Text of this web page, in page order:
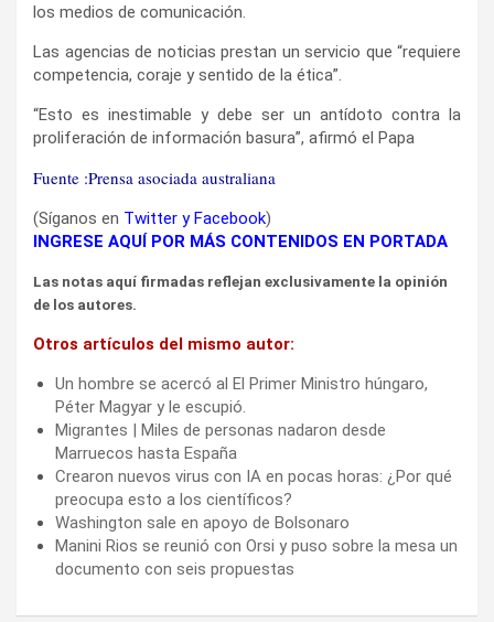
los medios de comunicación.
Las agencias de noticias prestan un servicio que “requiere
competencia, coraje y sentido de la ética”.
“Esto es inestimable y debe ser un antídoto contra la
proliferación de información basura”, afirmó el Papa
Fuente :Prensa asociada australiana
(Síganos en Twitter yFacebook)
INGRESE AQUÍ POR MÁS CONTENIDOS EN PORTADA
Las notas aquí firmadas reflejan exclusivamente la opinión
de los autores.
Otros artículos del mismo autor:
Un hombre se acercó al El Primer Ministro húngaro,
Péter Magyar y le escupió.
Migrantes | Miles de personas nadaron desde
Marruecos hasta España
Crearon nuevos virus con IA en pocas horas: ¿Por qué
preocupa esto a los científicos?
Washington sale en apoyo de Bolsonaro
Manini Rios se reunió con Orsi y puso sobre la mesa un
documento con seis propuestas